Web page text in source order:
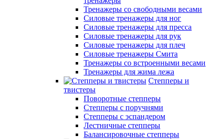
Тренажеры со свободными весами
Силовые тренажеры для ног
Силовые тренажеры для пресса
Силовые тренажеры для рук
Силовые тренажеры для плеч
Силовые тренажеры Смита
Тренажеры со встроенными весами
Тренажеры для жима лежа
Степперы и
твистеры
Поворотные степперы
Степперы с поручнями
Степперы с эспандером
Лестничные степперы
Балансировочные степперы